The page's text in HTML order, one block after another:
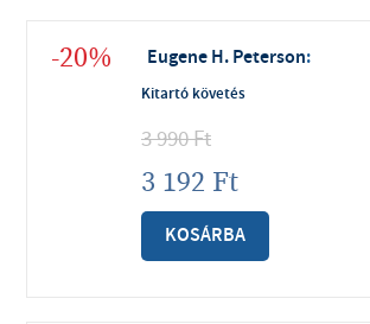
-20% Eugene H. Peterson:
Kitartó követés
3 990Ft
3 192 Ft
KOSÁRBA